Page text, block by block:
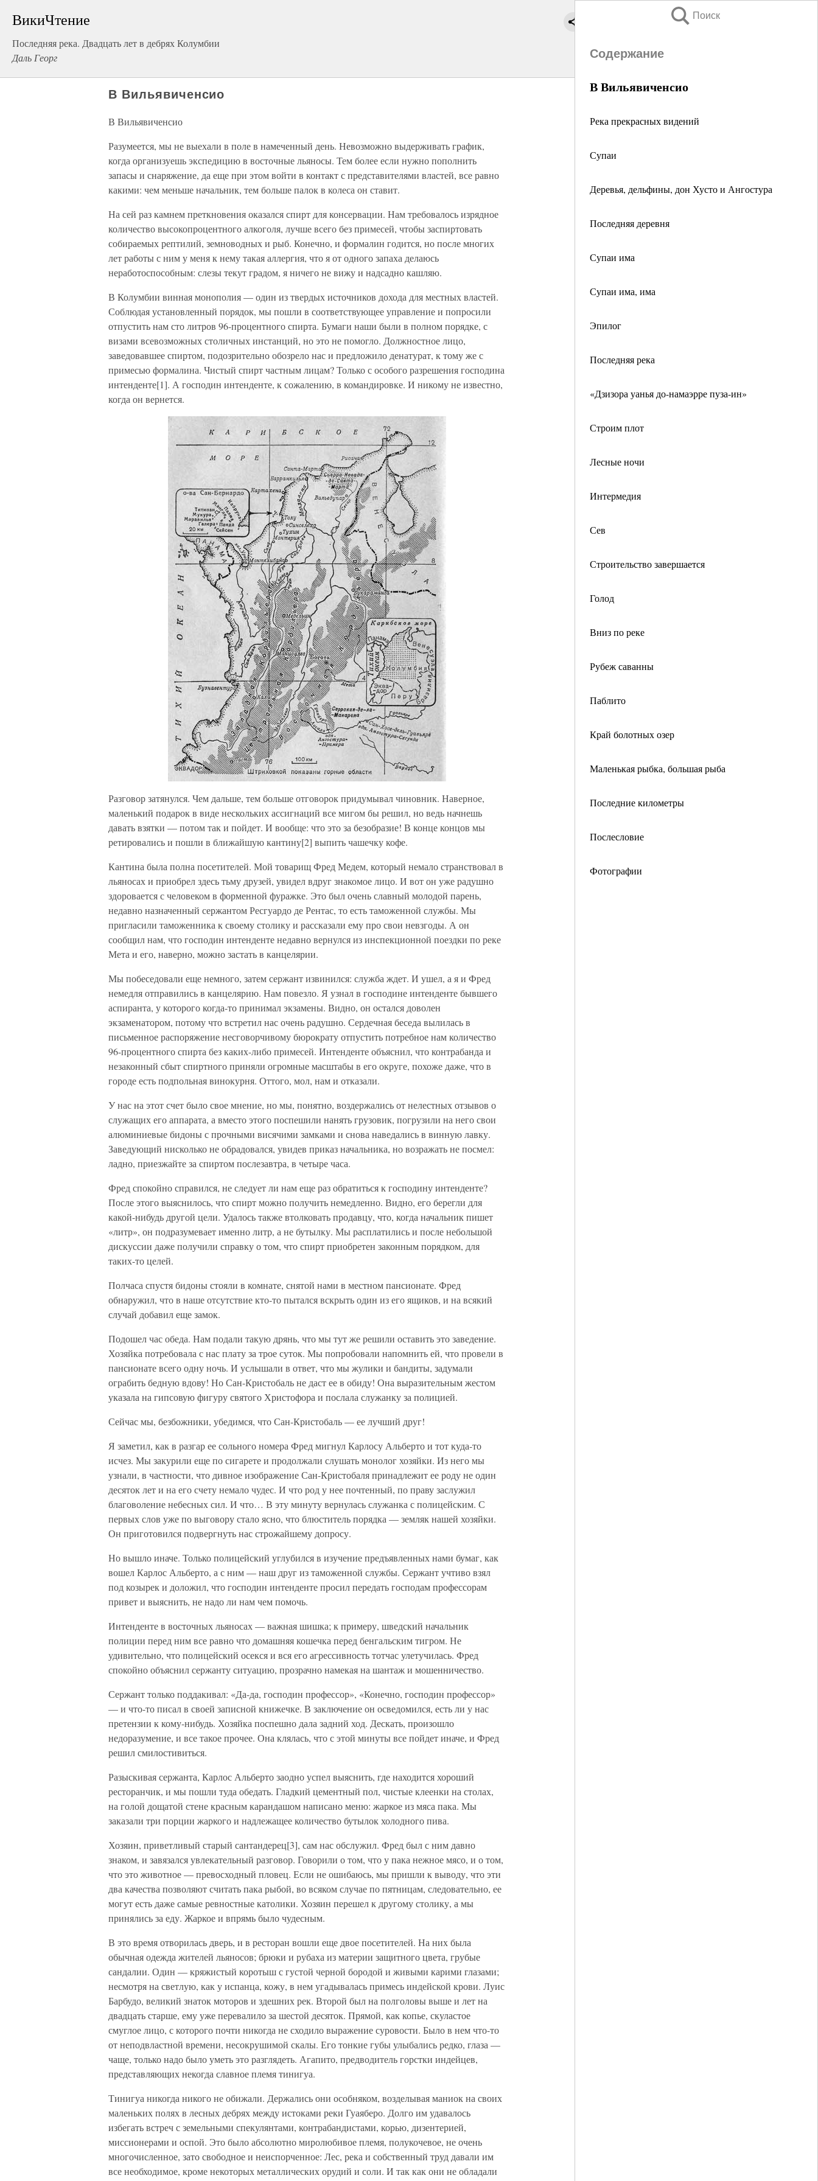
ВикиЧтение
Последняя река. Двадцать лет в дебрях Колумбии
Даль Георг
Поиск
Содержание
В Вильявиченсио
Река прекрасных видений
Супаи
Деревья, дельфины, дон Хусто и Ангостура
Последняя деревня
Супаи има
Супаи има, има
Эпилог
Последняя река
«Дзизора уанья до-намаэрре пуза-ин»
Строим плот
Лесные ночи
Интермедия
Сев
Строительство завершается
Голод
Вниз по реке
Рубеж саванны
Паблито
Край болотных озер
Маленькая рыбка, большая рыба
Последние километры
Послесловие
Фотографии
В Вильявиченсио
В Вильявиченсио
Разумеется, мы не выехали в поле в намеченный день. Невозможно выдерживать график,
когда организуешь экспедицию в восточные льяносы. Тем более если нужно пополнить
запасы и снаряжение, да еще при этом войти в контакт с представителями властей, все равно
какими: чем меньше начальник, тем больше палок в колеса он ставит.
На сей раз камнем преткновения оказался спирт для консервации. Нам требовалось изрядное
количество высокопроцентного алкоголя, лучше всего без примесей, чтобы заспиртовать
собираемых рептилий, земноводных и рыб. Конечно, и формалин годится, но после многих
лет работы с ним у меня к нему такая аллергия, что я от одного запаха делаюсь
неработоспособным: слезы текут градом, я ничего не вижу и надсадно кашляю.
В Колумбии винная монополия — один из твердых источников дохода для местных властей.
Соблюдая установленный порядок, мы пошли в соответствующее управление и попросили
отпустить нам сто литров 96-процентного спирта. Бумаги наши были в полном порядке, с
визами всевозможных столичных инстанций, но это не помогло. Должностное лицо,
заведовавшее спиртом, подозрительно обозрело нас и предложило денатурат, к тому же с
примесью формалина. Чистый спирт частным лицам? Только с особого разрешения господина
интенденте[1]. А господин интенденте, к сожалению, в командировке. И никому не известно,
когда он вернется.
Разговор затянулся. Чем дальше, тем больше отговорок придумывал чиновник. Наверное,
маленький подарок в виде нескольких ассигнаций все мигом бы решил, но ведь начнешь
давать взятки — потом так и пойдет. И вообще: что это за безобразие! В конце концов мы
ретировались и пошли в ближайшую кантину[2] выпить чашечку кофе.
Кантина была полна посетителей. Мой товарищ Фред Медем, который немало странствовал в
льяносах и приобрел здесь тьму друзей, увидел вдруг знакомое лицо. И вот он уже радушно
здоровается с человеком в форменной фуражке. Это был очень славный молодой парень,
недавно назначенный сержантом Ресгуардо де Рентас, то есть таможенной службы. Мы
пригласили таможенника к своему столику и рассказали ему про свои невзгоды. А он
сообщил нам, что господин интенденте недавно вернулся из инспекционной поездки по реке
Мета и его, наверно, можно застать в канцелярии.
Мы побеседовали еще немного, затем сержант извинился: служба ждет. И ушел, а я и Фред
немедля отправились в канцелярию. Нам повезло. Я узнал в господине интенденте бывшего
аспиранта, у которого когда-то принимал экзамены. Видно, он остался доволен
экзаменатором, потому что встретил нас очень радушно. Сердечная беседа вылилась в
письменное распоряжение несговорчивому бюрократу отпустить потребное нам количество
96-процентного спирта без каких-либо примесей. Интенденте объяснил, что контрабанда и
незаконный сбыт спиртного приняли огромные масштабы в его округе, похоже даже, что в
городе есть подпольная винокурня. Оттого, мол, нам и отказали.
У нас на этот счет было свое мнение, но мы, понятно, воздержались от нелестных отзывов о
служащих его аппарата, а вместо этого поспешили нанять грузовик, погрузили на него свои
алюминиевые бидоны с прочными висячими замками и снова наведались в винную лавку.
Заведующий нисколько не обрадовался, увидев приказ начальника, но возражать не посмел:
ладно, приезжайте за спиртом послезавтра, в четыре часа.
Фред спокойно справился, не следует ли нам еще раз обратиться к господину интенденте?
После этого выяснилось, что спирт можно получить немедленно. Видно, его берегли для
какой-нибудь другой цели. Удалось также втолковать продавцу, что, когда начальник пишет
«литр», он подразумевает именно литр, а не бутылку. Мы расплатились и после небольшой
дискуссии даже получили справку о том, что спирт приобретен законным порядком, для
таких-то целей.
Полчаса спустя бидоны стояли в комнате, снятой нами в местном пансионате. Фред
обнаружил, что в наше отсутствие кто-то пытался вскрыть один из его ящиков, и на всякий
случай добавил еще замок.
Подошел час обеда. Нам подали такую дрянь, что мы тут же решили оставить это заведение.
Хозяйка потребовала с нас плату за трое суток. Мы попробовали напомнить ей, что провели в
пансионате всего одну ночь. И услышали в ответ, что мы жулики и бандиты, задумали
ограбить бедную вдову! Но Сан-Кристобаль не даст ее в обиду! Она выразительным жестом
указала на гипсовую фигуру святого Христофора и послала служанку за полицией.
Сейчас мы, безбожники, убедимся, что Сан-Кристобаль — ее лучший друг!
Я заметил, как в разгар ее сольного номера Фред мигнул Карлосу Альберто и тот куда-то
исчез. Мы закурили еще по сигарете и продолжали слушать монолог хозяйки. Из него мы
узнали, в частности, что дивное изображение Сан-Кристобаля принадлежит ее роду не один
десяток лет и на его счету немало чудес. И что род у нее почтенный, по праву заслужил
благоволение небесных сил. И что… В эту минуту вернулась служанка с полицейским. С
первых слов уже по выговору стало ясно, что блюститель порядка — земляк нашей хозяйки.
Он приготовился подвергнуть нас строжайшему допросу.
Но вышло иначе. Только полицейский углубился в изучение предъявленных нами бумаг, как
вошел Карлос Альберто, а с ним — наш друг из таможенной службы. Сержант учтиво взял
под козырек и доложил, что господин интенденте просил передать господам профессорам
привет и выяснить, не надо ли нам чем помочь.
Интенденте в восточных льяносах — важная шишка; к примеру, шведский начальник
полиции перед ним все равно что домашняя кошечка перед бенгальским тигром. Не
удивительно, что полицейский осекся и вся его агрессивность тотчас улетучилась. Фред
спокойно объяснил сержанту ситуацию, прозрачно намекая на шантаж и мошенничество.
Сержант только поддакивал: «Да-да, господин профессор», «Конечно, господин профессор»
— и что-то писал в своей записной книжечке. В заключение он осведомился, есть ли у нас
претензии к кому-нибудь. Хозяйка поспешно дала задний ход. Дескать, произошло
недоразумение, и все такое прочее. Она клялась, что с этой минуты все пойдет иначе, и Фред
решил смилостивиться.
Разыскивая сержанта, Карлос Альберто заодно успел выяснить, где находится хороший
ресторанчик, и мы пошли туда обедать. Гладкий цементный пол, чистые клеенки на столах,
на голой дощатой стене красным карандашом написано меню: жаркое из мяса пака. Мы
заказали три порции жаркого и надлежащее количество бутылок холодного пива.
Хозяин, приветливый старый сантандерец[3], сам нас обслужил. Фред был с ним давно
знаком, и завязался увлекательный разговор. Говорили о том, что у пака нежное мясо, и о том,
что это животное — превосходный пловец. Если не ошибаюсь, мы пришли к выводу, что эти
два качества позволяют считать пака рыбой, во всяком случае по пятницам, следовательно, ее
могут есть даже самые ревностные католики. Хозяин перешел к другому столику, а мы
принялись за еду. Жаркое и впрямь было чудесным.
В это время отворилась дверь, и в ресторан вошли еще двое посетителей. На них была
обычная одежда жителей льяносов; брюки и рубаха из материи защитного цвета, грубые
сандалии. Один — кряжистый коротыш с густой черной бородой и живыми карими глазами;
несмотря на светлую, как у испанца, кожу, в нем угадывалась примесь индейской крови. Луис
Барбудо, великий знаток моторов и здешних рек. Второй был на полголовы выше и лет на
двадцать старше, ему уже перевалило за шестой десяток. Прямой, как копье, скуластое
смуглое лицо, с которого почти никогда не сходило выражение суровости. Было в нем что-то
от неподвластной времени, несокрушимой скалы. Его тонкие губы улыбались редко, глаза —
чаще, только надо было уметь это разглядеть. Агапито, предводитель горстки индейцев,
представляющих некогда славное племя тинигуа.
Тинигуа никогда никого не обижали. Держались они особняком, возделывая маниок на своих
маленьких полях в лесных дебрях между истоками реки Гуаяберо. Долго им удавалось
избегать встреч с земельными спекулянтами, контрабандистами, корью, дизентерией,
миссионерами и оспой. Это было абсолютно миролюбивое племя, полукочевое, не очень
многочисленное, зато свободное и неиспорченное: Лес, река и собственный труд давали им
все необходимое, кроме некоторых металлических орудий и соли. И так как они не обладали